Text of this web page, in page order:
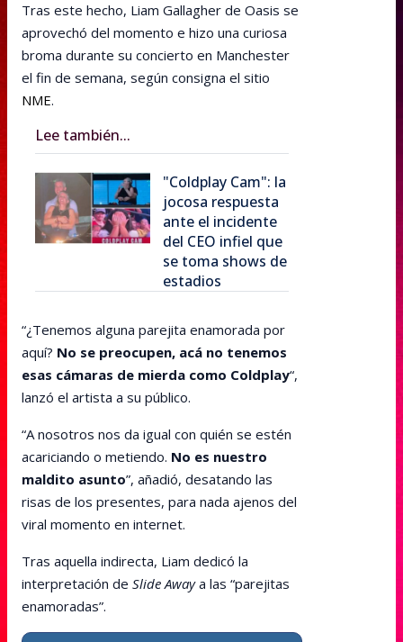
Tras este hecho, Liam Gallagher de Oasis se
aprovechó del momento e hizo una curiosa
broma durante su concierto en Manchester
el fin de semana, según consigna el sitio
NME.
Lee también...
"Coldplay Cam": la
jocosa respuesta
ante el incidente
del CEO infiel que
se toma shows de
estadios
“¿Tenemos alguna parejita enamorada por
aquí? No se preocupen, acá no tenemos
esas cámaras de mierda como Coldplay“,
lanzó el artista a su público.
“A nosotros nos da igual con quién se estén
acariciando o metiendo. No es nuestro
maldito asunto”, añadió, desatando las
risas de los presentes, para nada ajenos del
viral momento en internet.
Tras aquella indirecta, Liam dedicó la
interpretación de Slide Awaya las “parejitas
enamoradas”.